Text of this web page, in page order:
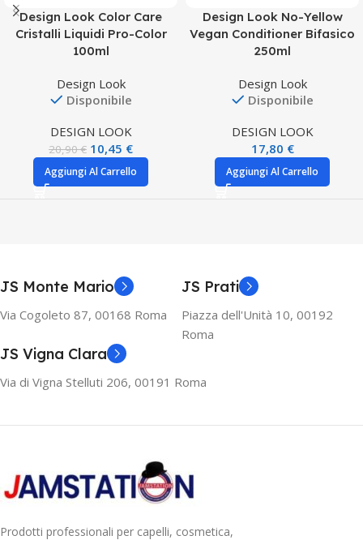
Design Look Color Care
Cristalli Liquidi Pro-Color
100ml
Design Look
Disponibile
DESIGN LOOK
20,90€ 10,45 €
Aggiungi Al Carrello
Design Look No-Yellow
Vegan Conditioner Bifasico
250ml
Design Look
Disponibile
DESIGN LOOK
17,80 €
Aggiungi Al Carrello
JS Monte Mario
Via Cogoleto 87, 00168 Roma
JS Prati
Piazza dell'Unità 10, 00192
Roma
JS Vigna Clara
Via di Vigna Stelluti 206, 00191 Roma
Prodotti professionali per capelli, cosmetica,